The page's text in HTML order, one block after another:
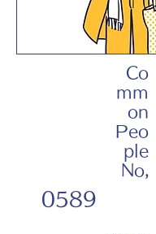
Co
mm
on
Peo
ple
No,
0589